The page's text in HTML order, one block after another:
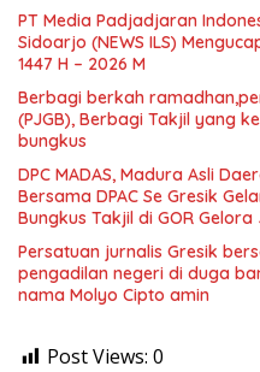
PT Media Padjadjaran
Sidoarjo (NEWS ILS)
1447 H – 2026 M
Berbagi berkah
(PJGB), Berbagi Takjil yang
bungkus
DPC MADAS, Madura Asli
Bersama DPAC Se Gresik
Bungkus Takjil di GOR
Persatuan jurnalis Gresik
pengadilan negeri di duga
nama Molyo Cipto amin
Post Views: 0